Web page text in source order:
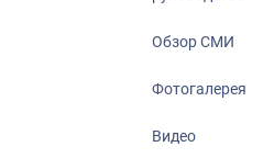
Обзор СМИ
Фотогалерея
Видео